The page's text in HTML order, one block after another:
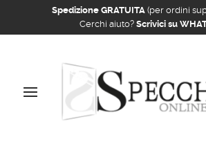
Spedizione GRATUITA(per ordini
Cerchi aiuto? Scrivici su